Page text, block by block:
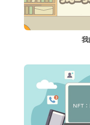
我